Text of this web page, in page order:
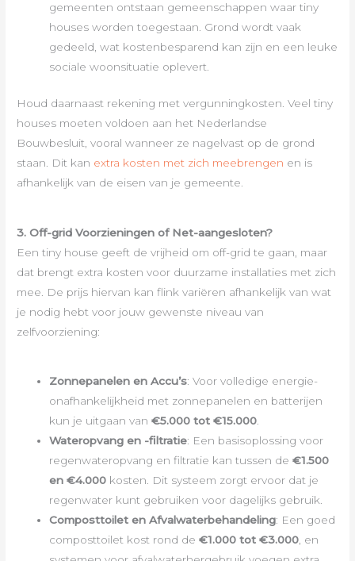
gemeenten ontstaan gemeenschappen waar tiny
houses worden toegestaan. Grond wordt vaak
gedeeld, wat kostenbesparend kan zijn en een leuke
sociale woonsituatie oplevert.
Houd daarnaast rekening met vergunningkosten. Veel tiny
houses moeten voldoen aan het Nederlandse
Bouwbesluit, vooral wanneer ze nagelvast op de grond
staan. Dit kan extra kosten met zich meebrengen en is
afhankelijk van de eisen van je gemeente.
3. Off-grid Voorzieningen of Net-aangesloten?
Een tiny house geeft de vrijheid om off-grid te gaan, maar
dat brengt extra kosten voor duurzame installaties met zich
mee. De prijs hiervan kan flink variëren afhankelijk van wat
je nodig hebt voor jouw gewenste niveau van
zelfvoorziening:
Zonnepanelen en Accu’s: Voor volledige energie-
onafhankelijkheid met zonnepanelen en batterijen
kun je uitgaan van€5.000 tot €15.000.
Wateropvang en -filtratie: Een basisoplossing voor
regenwateropvang en filtratie kan tussen de€1.500
en €4.000 kosten. Dit systeem zorgt ervoor dat je
regenwater kunt gebruiken voor dagelijks gebruik.
Composttoilet en Afvalwaterbehandeling: Een goed
composttoilet kost rond de€1.000 tot €3.000, en